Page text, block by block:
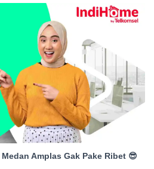
Amplas Gak Pake Ribet 😎